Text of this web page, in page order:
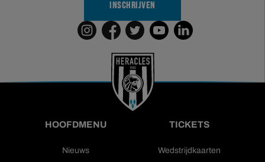
INSCHRIJVEN
HOOFDMENU
Nieuws
TICKETS
Wedstrijdkaarten